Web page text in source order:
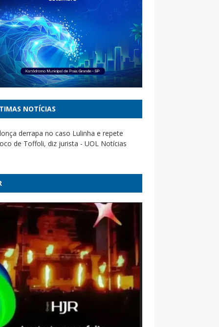
NOTÍCIAS
derrapa no caso Lulinha e repete
de Toffoli, diz jurista - UOL Notícias
- Poder360
Mauro Mendes e deputado Fábio
são alvo de operação da PF que apura
de R$ 308 milhões em MT - G1
ironizou falhas antes de queda da Voepass
avião a 'fusquinha' - Correio
e vindas de Cleitinho, Republicanos
que terá candidatura própria em MG -